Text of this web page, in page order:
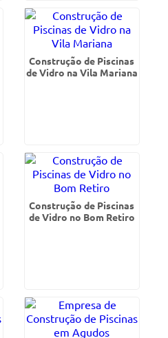
Construção de Piscinas
de Vidro na Vila Mariana
Construção de Piscinas
de Vidro no Bom Retiro